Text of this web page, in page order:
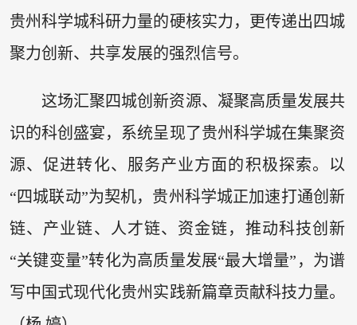
贵州科学城科研力量的硬核实力，更传递出四城
聚力创新、共享发展的强烈信号。
这场汇聚四城创新资源、凝聚高质量发展共
识的科创盛宴，系统呈现了贵州科学城在集聚资
源、促进转化、服务产业方面的积极探索。以
“四城联动”为契机，贵州科学城正加速打通创新
链、产业链、人才链、资金链，推动科技创新
“关键变量”转化为高质量发展“最大增量”，为谱
写中国式现代化贵州实践新篇章贡献科技力量。